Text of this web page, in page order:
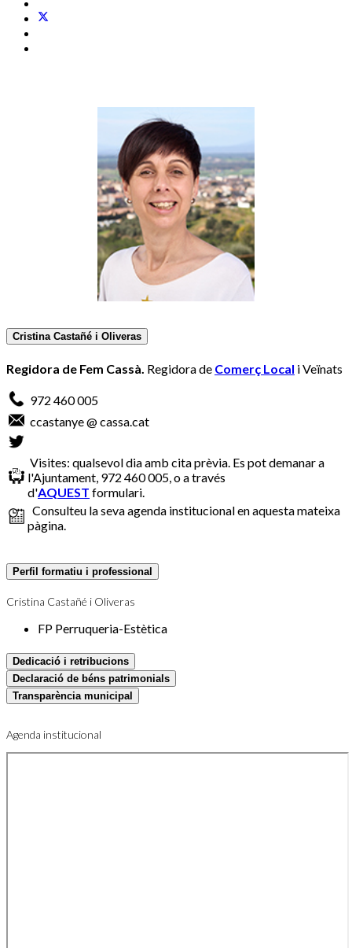
Cristina Castañé i Oliveras
Regidora de Fem Cassà. Regidora de Comerç Local i Veïnats
972 460 005
ccastanye @ cassa.cat
Visites: qualsevol dia amb cita prèvia. Es pot demanar a
l'Ajuntament, 972 460 005, o a través
d'AQUEST formulari.
Consulteu la seva agenda institucional en aquesta mateixa
pàgina.
Perfil formatiu i professional
Cristina Castañé i Oliveras
FP Perruqueria-Estètica
Dedicació i retribucions
Declaració de béns patrimonials
Transparència municipal
Agenda institucional